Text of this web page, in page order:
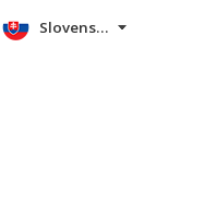
Slovensky